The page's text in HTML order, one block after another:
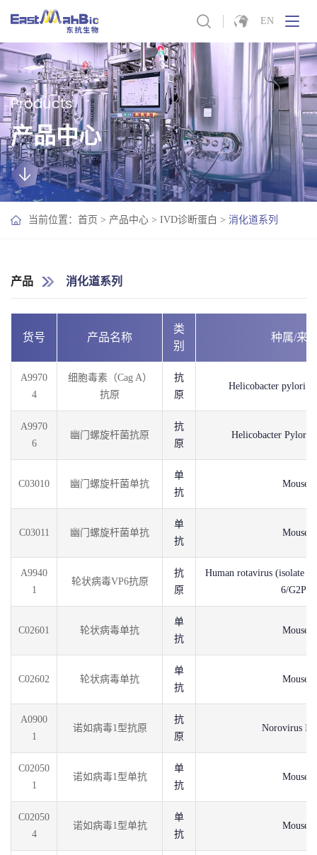
EN
Products
产品中心
当前位置： 首页 > 产品中心 > IVD诊断蛋白 > 消化道系列
产品 消化道系列
货号 产品名称
类
别
种属/来
A9970
4
细胞毒素（Cag A）
抗原
抗
原
Helicobacter pylori
A9970
6
幽门螺旋杆菌抗原
抗
原
Helicobacter
C03010 幽门螺旋杆菌单抗
单
抗
Mouse
C03011 幽门螺旋杆菌单抗
单
抗
Mouse
A9940
1
轮状病毒VP6抗原
抗
原
Human rotavirus (isolate
6/G2P)
C02601 轮状病毒单抗
单
抗
Mouse
C02602 轮状病毒单抗
单
抗
Mouse
A0900
1
诺如病毒1型抗原
抗
原
Norovirus I
C02050
1
诺如病毒1型单抗
单
抗
Mouse
C02050
4
诺如病毒1型单抗
单
抗
Mouse